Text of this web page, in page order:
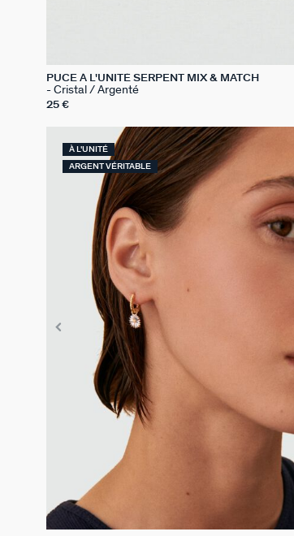
PUCE À L'UNITÉ SERPENT MIX & MATCH
Cristal / Argenté
25 €
À L'UNITÉ
ARGENT VÉRITABLE